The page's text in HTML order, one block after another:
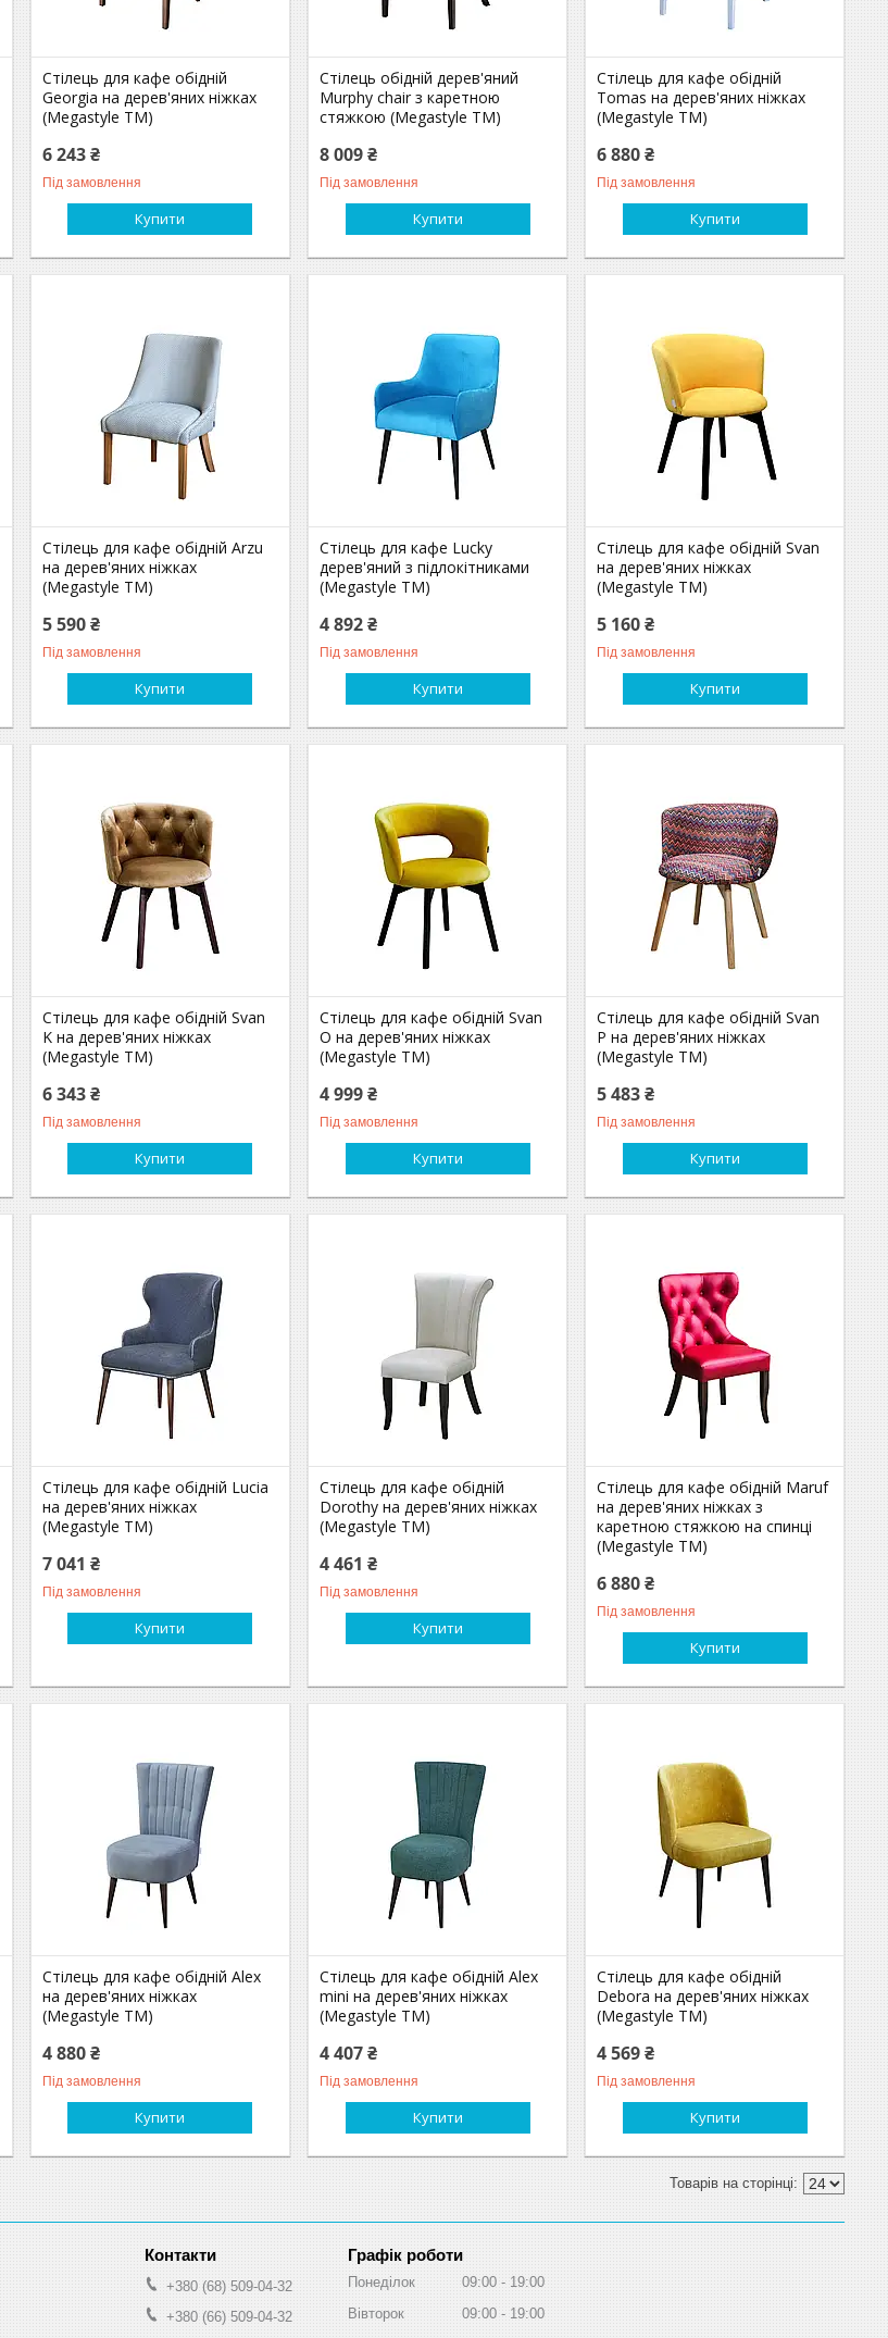
Стілець для кафе обідній
Georgia на дерев'яних ніжках
(Megastyle ТМ)
6 243 ₴
Під замовлення
Купити
Стілець обідній дерев'яний
Murphy chair з каретною
стяжкою (Megastyle ТМ)
8 009 ₴
Під замовлення
Купити
Стілець для кафе обідній
Tomas на дерев'яних ніжках
(Megastyle ТМ)
6 880 ₴
Під замовлення
Купити
Стілець для кафе обідній Arzu
на дерев'яних ніжках
(Megastyle ТМ)
5 590 ₴
Під замовлення
Купити
Стілець для кафе Lucky
дерев'яний з підлокітниками
(Megastyle ТМ)
4 892 ₴
Під замовлення
Купити
Стілець для кафе обідній Svan
на дерев'яних ніжках
(Megastyle ТМ)
5 160 ₴
Під замовлення
Купити
Стілець для кафе обідній Svan
K на дерев'яних ніжках
(Megastyle ТМ)
6 343 ₴
Під замовлення
Купити
Стілець для кафе обідній Svan
O на дерев'яних ніжках
(Megastyle ТМ)
4 999 ₴
Під замовлення
Купити
Стілець для кафе обідній Svan
P на дерев'яних ніжках
(Megastyle ТМ)
5 483 ₴
Під замовлення
Купити
Стілець для кафе обідній Lucia
на дерев'яних ніжках
(Megastyle ТМ)
7 041 ₴
Під замовлення
Купити
Стілець для кафе обідній
Dorothy на дерев'яних ніжках
(Megastyle ТМ)
4 461 ₴
Під замовлення
Купити
Стілець для кафе обідній Maruf
на дерев'яних ніжках з
каретною стяжкою на спинці
(Megastyle ТМ)
6 880 ₴
Під замовлення
Купити
Стілець для кафе обідній Alex
на дерев'яних ніжках
(Megastyle ТМ)
4 880 ₴
Під замовлення
Купити
Стілець для кафе обідній Alex
mini на дерев'яних ніжках
(Megastyle ТМ)
4 407 ₴
Під замовлення
Купити
Стілець для кафе обідній
Debora на дерев'яних ніжках
(Megastyle ТМ)
4 569 ₴
Під замовлення
Купити
+380 (68) 509-04-32
+380 (66) 509-04-32
Графік роботи
Понеділок 09:00
19:00
Вівторок
09:00
19:00